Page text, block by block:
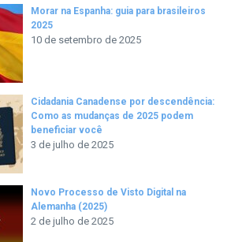
Morar na Espanha: guia para brasileiros
2025
10 de setembro de 2025
Cidadania Canadense por descendência:
Como as mudanças de 2025 podem
beneficiar você
3 de julho de 2025
Novo Processo de Visto Digital na
Alemanha (2025)
2 de julho de 2025